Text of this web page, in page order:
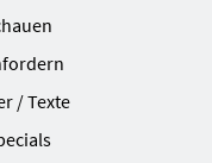
/ Texte